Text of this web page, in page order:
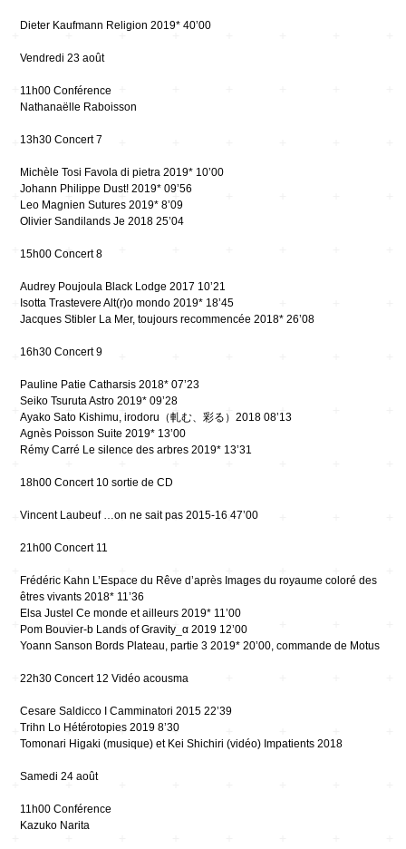
Dieter Kaufmann Religion 2019* 40’00
Vendredi 23 août
11h00 Conférence
Nathanaëlle Raboisson
13h30 Concert 7
Michèle Tosi Favola di pietra 2019* 10’00
Johann Philippe Dust! 2019* 09’56
Leo Magnien Sutures 2019* 8’09
Olivier Sandilands Je 2018 25’04
15h00 Concert 8
Audrey Poujoula Black Lodge 2017 10’21
Isotta Trastevere Alt(r)o mondo 2019* 18’45
Jacques Stibler La Mer, toujours recommencée 2018* 26’08
16h30 Concert 9
Pauline Patie Catharsis 2018* 07’23
Seiko Tsuruta Astro 2019* 09’28
Ayako Sato Kishimu, irodoru（軋む、彩る）2018 08’13
Agnès Poisson Suite 2019* 13’00
Rémy Carré Le silence des arbres 2019* 13’31
18h00 Concert 10 sortie de CD
Vincent Laubeuf …on ne sait pas 2015-16 47’00
21h00 Concert 11
Frédéric Kahn L’Espace du Rêve d’après Images du royaume coloré des
êtres vivants 2018* 11’36
Elsa Justel Ce monde et ailleurs 2019* 11’00
Pom Bouvier-b Lands of Gravity_α 2019 12’00
Yoann Sanson Bords Plateau, partie 3 2019* 20’00, commande de Motus
22h30 Concert 12 Vidéo acousma
Cesare Saldicco I Camminatori 2015 22’39
Trihn Lo Hétérotopies 2019 8’30
Tomonari Higaki (musique) et Kei Shichiri (vidéo) Impatients 2018
Samedi 24 août
11h00 Conférence
Kazuko Narita